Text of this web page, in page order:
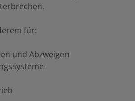
für:
und Abzweigen